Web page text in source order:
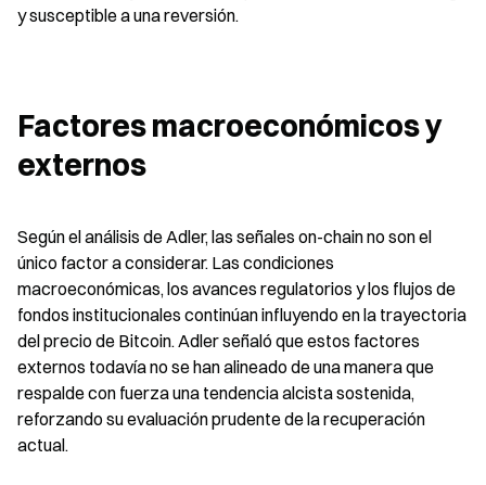
y susceptible a una reversión.
Factores macroeconómicos y
externos
Según el análisis de Adler, las señales on-chain no son el
único factor a considerar. Las condiciones
macroeconómicas, los avances regulatorios y los flujos de
fondos institucionales continúan influyendo en la trayectoria
del precio de Bitcoin. Adler señaló que estos factores
externos todavía no se han alineado de una manera que
respalde con fuerza una tendencia alcista sostenida,
reforzando su evaluación prudente de la recuperación
actual.